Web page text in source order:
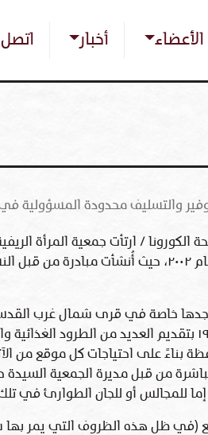
أخبار اتصل
والتسليف محدودة
الكورونا / ارتأت جمعية المرأة
(وهي جمعية تعاونية فاعلة منذ عام ٢٠٠٢، حيث
خاصة في قرى شمال غرب
قامت يوم الأحد الموافق ١٩/٤/٢٠٢٠ بتقديم العديد من
بناءً على احتياجات كل موقع من
من قبل مديرة الجمعية السيدة
إما للمجالس أو للجان الطوارئ في
(في ظل هذه الظروف التي يمر بها